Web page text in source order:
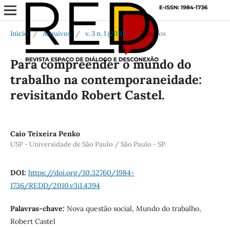
Início / Arquivos / v. 3 n. 1 (2010) / Estudos
Para compreender o mundo do
trabalho na contemporaneidade:
revisitando Robert Castel.
Caio Teixeira Penko
USP - Universidade de São Paulo / São Paulo - SP.
DOI: https://doi.org/10.32760/1984-
1736/REDD/2010.v3i1.4394
Palavras-chave: Nova questão social, Mundo do trabalho,
Robert Castel